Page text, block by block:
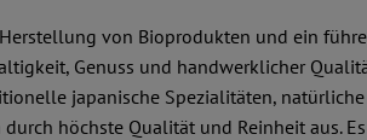
von Bioprodukten und ein
Genuss und handwerklicher
japanische Spezialitäten,
höchste Qualität und Reinheit aus.